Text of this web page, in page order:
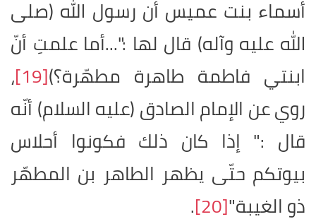
أسماء بنت عميس أن رسول الله (صلى
الله عليه وآله) قال لها :"...أما علمتِ أنّ
ابنتي فاطمة طاهرة مطهّرة؟)[19]،
روي عن الإمام الصادق (عليه السلام) أنّه
قال :" إذا كان ذلك فكونوا أحلاس
بيوتكم حتّى يظهر الطاهر بن المطهّر
ذو الغيبة"[20]
.